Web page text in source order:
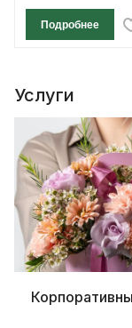
высота 12 см
Подробнее
Услуги